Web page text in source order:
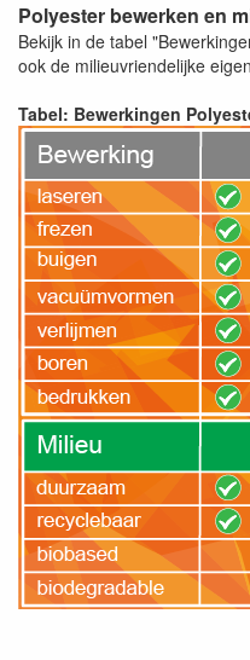
Polyester bewerken en
Bekijk in de tabel
ook de milieuvriendelijke
Tabel: Bewerkingen